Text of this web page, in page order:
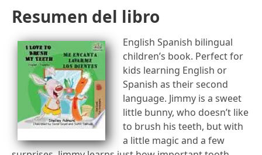
Resumen del libro
English Spanish bilingual
children’s book. Perfect for
kids learning English or
Spanish as their second
language. Jimmy is a sweet
little bunny, who doesn’t like
to brush his teeth, but with
a little magic and a few